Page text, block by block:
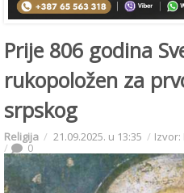
Prije 806 godina
rukopoložen za
srpskog
Religija 21.09.2025. u 13:35
0